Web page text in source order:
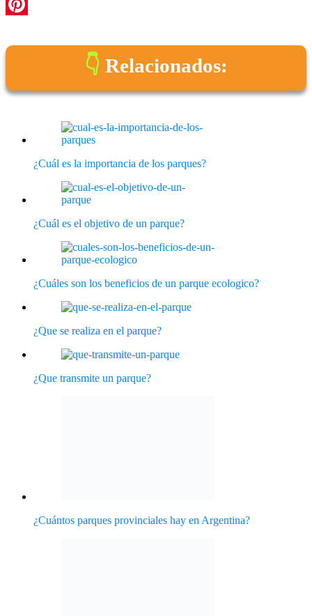
WhatsApp
Relacionados:
¿Cuál es la importancia de los parques?
¿Cuál es el objetivo de un parque?
¿Cuáles son los beneficios de un parque ecologico?
¿Que se realiza en el parque?
¿Que transmite un parque?